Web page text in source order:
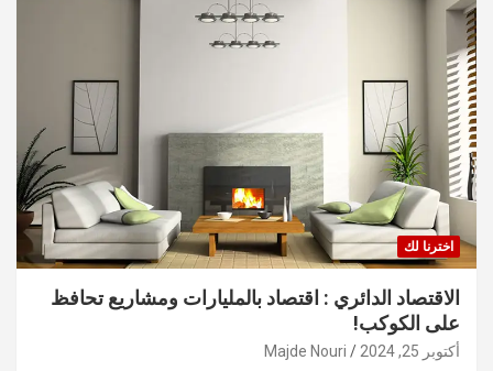
اخترنا لك
الاقتصاد الدائري : اقتصاد بالمليارات ومشاريع تحافظ
على الكوكب!
أكتوبر 25, 2024 Majde Nouri